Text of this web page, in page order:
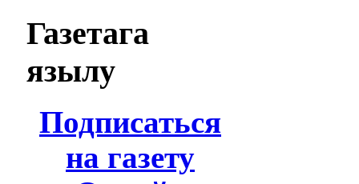
Газетага
язылу
Подписаться
на газету